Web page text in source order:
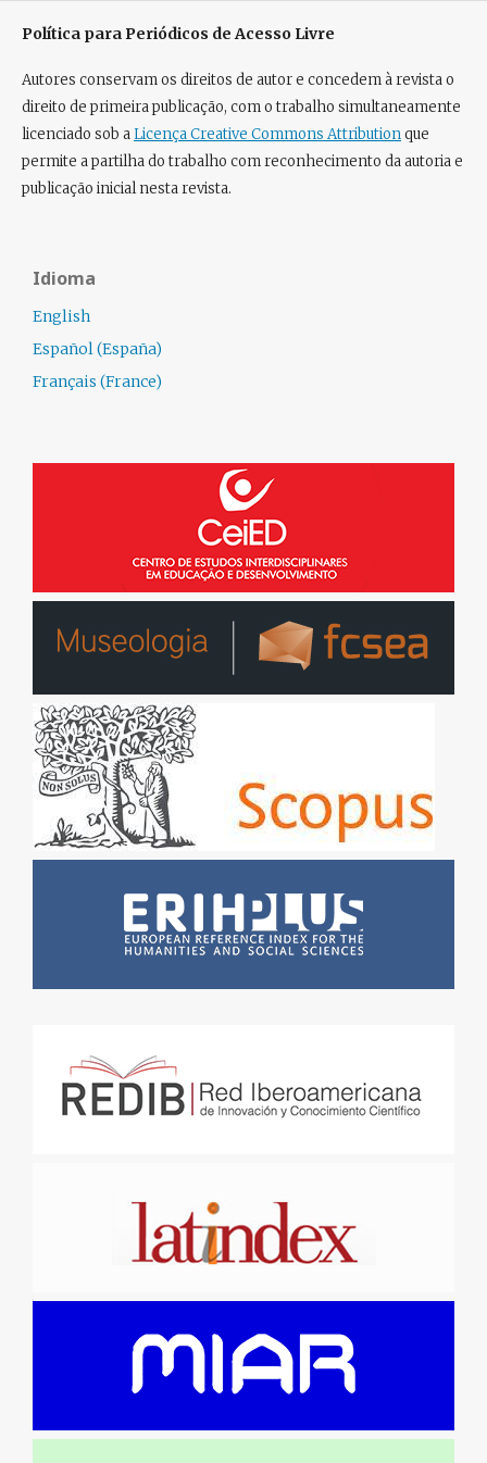
Política para Periódicos de Acesso Livre
Autores conservam os direitos de autor e concedem à revista o
direito de primeira publicação, com o trabalho simultaneamente
licenciado sob aLicença Creative Commons Attributionque
permite a partilha do trabalho com reconhecimento da autoria e
publicação inicial nesta revista.
Idioma
English
Español (España)
Français (France)